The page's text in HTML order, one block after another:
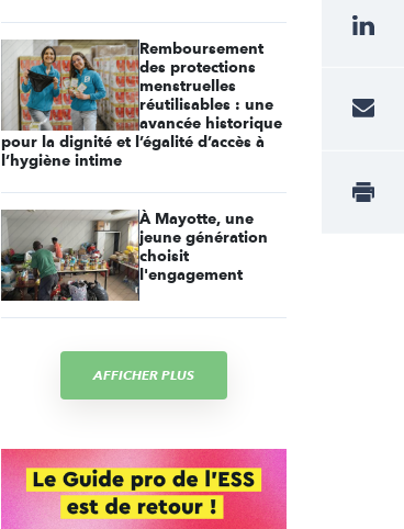
Remboursement
des protections
menstruelles
réutilisables : une
avancée historique
pour la dignité et l’égalité d’accès à
l’hygiène intime
À Mayotte, une
jeune génération
choisit
l'engagement
AFFICHER PLUS